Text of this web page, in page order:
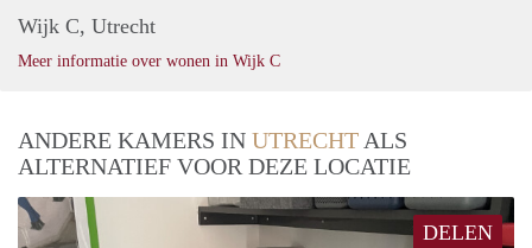
Wijk C, Utrecht
Meer informatie over wonen in Wijk C
ANDERE KAMERS IN UTRECHT ALS
ALTERNATIEF VOOR DEZE LOCATIE
DELEN